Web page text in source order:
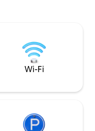
calçadão e o
profissionalmente
uma estadia de 5
Wi-Fi